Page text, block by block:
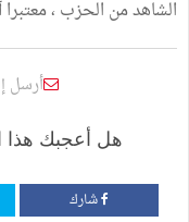
الشاهد من الحزب ،
أرسل
هل أعجبك هذا
شارك